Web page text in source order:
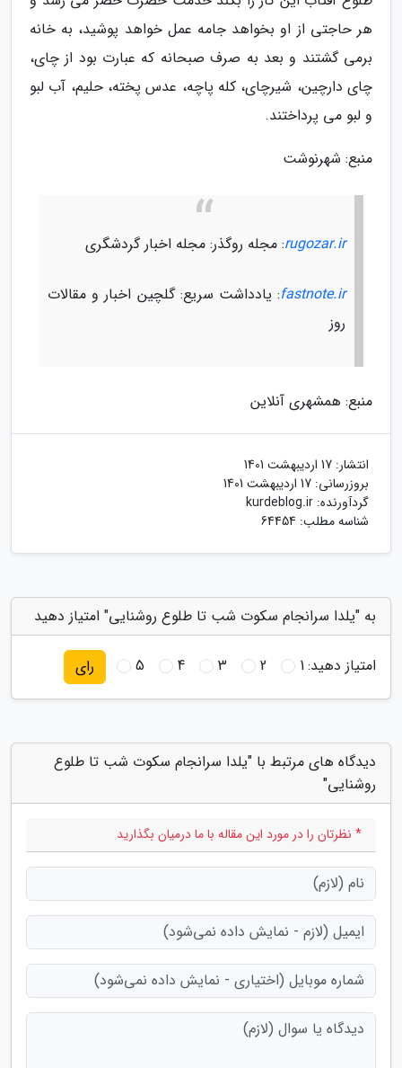
هر حاجتی از او بخواهد جامه عمل خواهد پوشید، به خانه
برمی گشتند و بعد به صرف صبحانه که عبارت بود از چای،
چای دارچین، شیرچای، کله پاچه، عدس پخته، حلیم، آب لبو
و لبو می پرداختند.
منبع: شهرنوشت
rugozar.ir: مجله روگذر: مجله اخبار گردشگری
fastnote.ir: یادداشت سریع: گلچین اخبار و مقالات
روز
منبع: همشهری آنلاین
انتشار: 17 اردیبهشت 1401
بروزرسانی: 17 اردیبهشت 1401
گردآورنده: kurdeblog.ir
شناسه مطلب: 64454
به "یلدا سرانجام سکوت شب تا طلوع روشنایی" امتیاز دهید
امتیاز دهید:1
2
3
4
5 رای
دیدگاه های مرتبط با "یلدا سرانجام سکوت شب تا طلوع
روشنایی"
* نظرتان را در مورد این مقاله با ما درمیان بگذارید